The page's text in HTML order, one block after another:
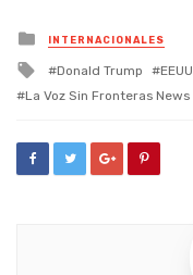
Posted
in
INTERNACIONALES
Tagged
with
Donald Trump EEUU
La Voz Sin Fronteras News